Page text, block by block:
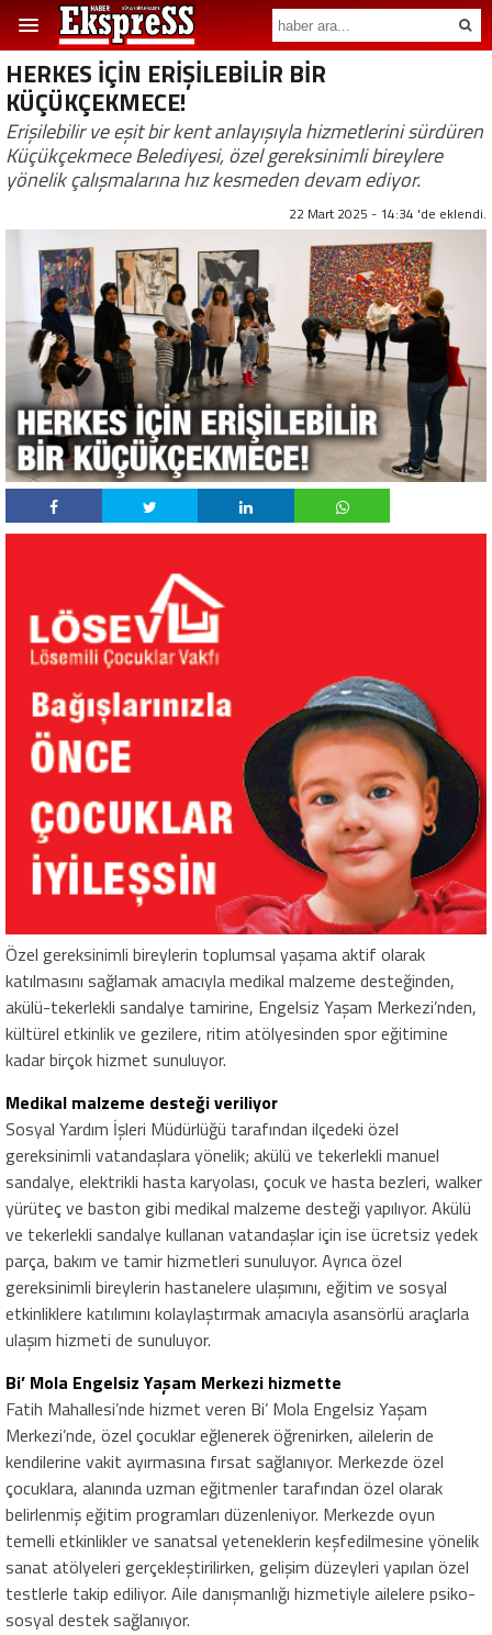
HERKES İÇİN ERİŞİLEBİLİR BİR
KÜÇÜKÇEKMECE!
Erişilebilir ve eşit bir kent anlayışıyla hizmetlerini sürdüren
Küçükçekmece Belediyesi, özel gereksinimli bireylere
yönelik çalışmalarına hız kesmeden devam ediyor.
22 Mart 2025 - 14:34 'de eklendi.
Özel gereksinimli bireylerin toplumsal yaşama aktif olarak
katılmasını sağlamak amacıyla medikal malzeme desteğinden,
akülü-tekerlekli sandalye tamirine, Engelsiz Yaşam Merkezi’nden,
kültürel etkinlik ve gezilere, ritim atölyesinden spor eğitimine
kadar birçok hizmet sunuluyor.
Medikal malzeme desteği veriliyor
Sosyal Yardım İşleri Müdürlüğü tarafından ilçedeki özel
gereksinimli vatandaşlara yönelik; akülü ve tekerlekli manuel
sandalye, elektrikli hasta karyolası, çocuk ve hasta bezleri, walker
yürüteç ve baston gibi medikal malzeme desteği yapılıyor. Akülü
ve tekerlekli sandalye kullanan vatandaşlar için ise ücretsiz yedek
parça, bakım ve tamir hizmetleri sunuluyor. Ayrıca özel
gereksinimli bireylerin hastanelere ulaşımını, eğitim ve sosyal
etkinliklere katılımını kolaylaştırmak amacıyla asansörlü araçlarla
ulaşım hizmeti de sunuluyor.
Bi’ Mola Engelsiz Yaşam Merkezi hizmette
Fatih Mahallesi’nde hizmet veren Bi’ Mola Engelsiz Yaşam
Merkezi’nde, özel çocuklar eğlenerek öğrenirken, ailelerin de
kendilerine vakit ayırmasına fırsat sağlanıyor. Merkezde özel
çocuklara, alanında uzman eğitmenler tarafından özel olarak
belirlenmiş eğitim programları düzenleniyor. Merkezde oyun
temelli etkinlikler ve sanatsal yeteneklerin keşfedilmesine yönelik
sanat atölyeleri gerçekleştirilirken, gelişim düzeyleri yapılan özel
testlerle takip ediliyor. Aile danışmanlığı hizmetiyle ailelere psiko-
sosyal destek sağlanıyor.